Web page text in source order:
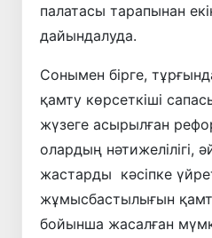
палатасы тарапынан
дайындалуда.
Сонымен бірге,
қамту көрсеткіші
жүзеге асырылған
олардың нәтижелілігі,
жастарды кәсіпке
жұмысбастылығын
бойынша жасалған